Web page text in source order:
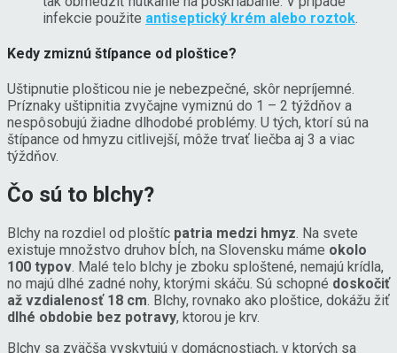
infekcie použite antiseptický krém alebo roztok
Kedy zmiznú štípance od ploštice?
Uštipnutie plošticou nie je nebezpečné, skôr nepríjemné.
Príznaky uštipnitia zvyčajne vymiznú do 1 – 2 týždňov a
nespôsobujú žiadne dlhodobé problémy. U tých, ktorí sú na
štípance od hmyzu citlivejší, môže trvať liečba aj 3 a viac
týždňov.
Čo sú to blchy?
Blchy na rozdiel od ploštíc patria medzi hmyz. Na svete
existuje množstvo druhov bĺch, na Slovensku máme okolo
100 typov. Malé telo blchy je zboku sploštené, nemajú krídla,
no majú dlhé zadné nohy, ktorými skáču. Sú schopné doskočiť
až vzdialenosť 18 cm. Blchy, rovnako ako ploštice, dokážu žiť
dlhé obdobie bez potravy, ktorou je krv.
Blchy sa zväčša vyskytujú v domácnostiach, v ktorých sa